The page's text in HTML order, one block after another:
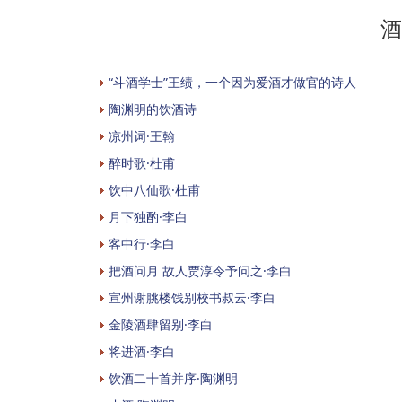
“斗酒学士”王绩，一个因为爱酒才做官的诗人
陶渊明的饮酒诗
凉州词·王翰
醉时歌·杜甫
饮中八仙歌·杜甫
月下独酌·李白
客中行·李白
把酒问月 故人贾淳令予问之·李白
宣州谢朓楼饯别校书叔云·李白
金陵酒肆留别·李白
将进酒·李白
饮酒二十首并序·陶渊明